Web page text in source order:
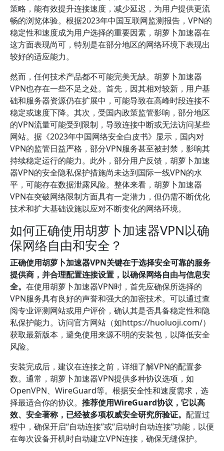
策略，能有效提升连接速度，减少延迟，为用户提供更流
畅的浏览体验。根据2023年中国互联网监测报告，VPN的
稳定性和速度成为用户选择的重要因素，胡萝卜加速器在
这方面表现尚可，特别是在部分地区的网络环境下表现出
较好的适应能力。
然而，任何技术产品都不可能完美无缺。胡萝卜加速器
VPN也存在一些不足之处。首先，因其相对较新，用户基
础和服务器资源仍在扩展中，可能导致在高峰时段连接不
稳定或速度下降。其次，受国内政策监管影响，部分地区
的VPN流量可能受到限制，导致连接中断或无法访问某些
网站。据《2023年中国网络安全白皮书》显示，国内对
VPN的监管日益严格，部分VPN服务甚至被封禁，影响其
持续稳定运行的能力。此外，部分用户反馈，胡萝卜加速
器VPN的安全隐私保护措施尚未达到国际一线VPN的水
平，可能存在数据泄露风险。整体来看，胡萝卜加速器
VPN在突破网络限制方面具有一定潜力，但仍需不断优化
技术和扩大基础设施以应对不断变化的网络环境。
如何正确使用胡萝卜加速器VPN以确
保网络自由和安全？
正确使用胡萝卜加速器VPN关键在于选择安全可靠的服务
提供商，并合理配置连接设置，以确保网络自由与信息安
全。 在使用胡萝卜加速器VPN时，首先应确保所选择的
VPN服务具有良好的声誉和强大的加密技术。可以通过查
阅专业评测网站或用户评价，确认其是否具备稳定性和隐
私保护能力。访问官方网站（如https://huoluoji.com/）
获取最新版本，避免使用来源不明的安装包，以降低安全
风险。
安装完成后，建议在连接之前，详细了解VPN的配置参
数。通常，胡萝卜加速器VPN提供多种协议选项，如
OpenVPN、WireGuard等。根据安全性和速度需求，选
择最适合你的协议。 推荐使用WireGuard协议，它以高
效、安全著称，已经被多项权威安全研究所验证。 配置过
程中，确保开启“自动连接”或“启动时自动连接”功能，以便
在每次设备开机时自动建立VPN连接，确保无缝保护。